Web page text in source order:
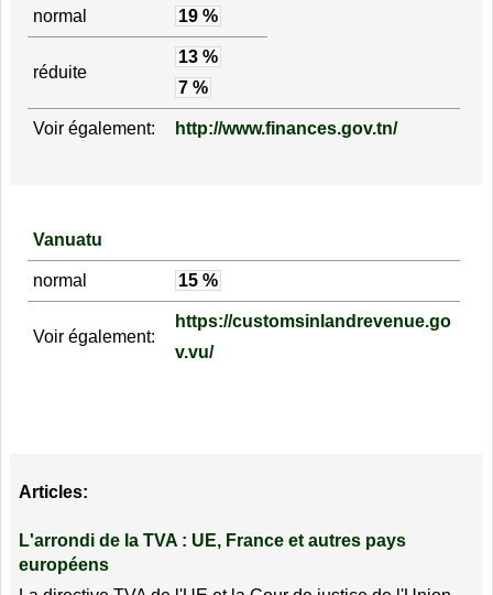
normal 19 %
réduite
13 %
7 %
Voir également: http://www.finances.gov.tn/
Vanuatu
normal 15 %
Voir également:
https://customsinlandrevenue.go
v.vu/
Articles:
L'arrondi de la TVA : UE, France et autres pays
européens